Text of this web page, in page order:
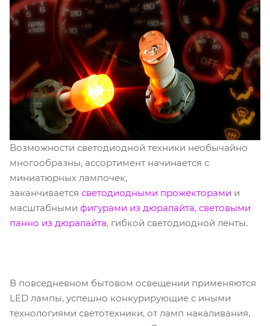
Возможности светодиодной техники необычайно
многообразны, ассортимент начинается с
миниатюрных лампочек,
заканчивается светодиодными прожекторами и
масштабными фигурами из дюралайта, световыми
панно из дюралайта, гибкой светодиодной ленты.
В повседневном бытовом освещении применяются
LED лампы, успешно конкурирующие с иными
технологиями светотехники, от ламп накаливания,